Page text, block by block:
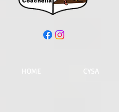
HOME CYSA